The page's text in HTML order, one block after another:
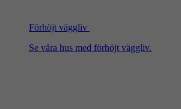
Förhöjt väggliv
Se våra hus med förhöjt väggliv.